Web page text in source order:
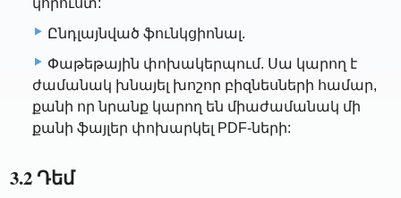
կորուստ:
Ընդլայնված ֆունկցիոնալ.
Փաթեթային փոխակերպում. Սա կարող է
ժամանակ խնայել խոշոր բիզնեսների համար,
քանի որ նրանք կարող են միաժամանակ մի
քանի ֆայլեր փոխարկել PDF-ների:
3.2 Դեմ